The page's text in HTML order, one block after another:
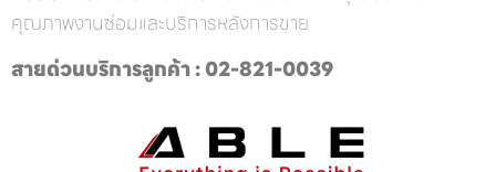
คุณภาพงานซ่อมและบริการหลังการขาย
สายด่วนบริการลูกค้า : 02-821-0039